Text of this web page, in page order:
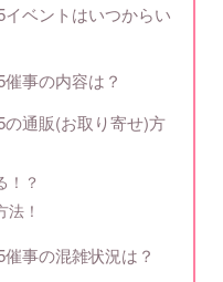
ベントはいつからい
事の内容は？
通販(お取り寄せ)方
！？
！
事の混雑状況は？